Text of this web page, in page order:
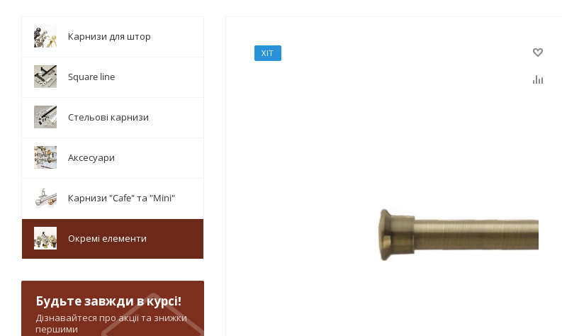
ХІТ
Карнизи для штор
Square line
Стельові карнизи
Аксесуари
Карнизи "Cafe" та "Mini"
Окремі елементи
Будьте завжди в курсі!
Дізнавайтеся про акції та знижки
першими